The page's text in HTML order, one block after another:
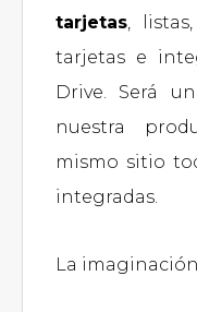
tarjetas, listas,
tarjetas e
Drive. Será
nuestra
mismo sitio
integradas.
La